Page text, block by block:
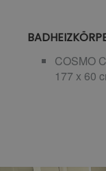
COSMO
177 x 60